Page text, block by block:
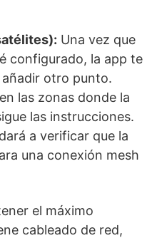
Una vez que
configurado, la app te
otro punto.
las zonas donde la
las instrucciones.
a verificar que la
una conexión mesh
el máximo
cableado de red,